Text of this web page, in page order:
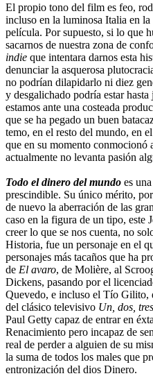
El propio tono del film es feo,
incluso en la luminosa Italia en la
película. Por supuesto, si lo que
sacarnos de nuestra zona de
indie que intentara darnos esta
denunciar la asquerosa
no podrían dilapidarlo ni diez
y desgalichado podría estar
estamos ante una costeada
que se ha pegado un buen
temo, en el resto del mundo, en
que en su momento conmocionó
actualmente no levanta pasión
Todo el dinero del mundo es
prescindible. Su único mérito,
de nuevo la aberración de las
caso en la figura de un tipo, este
creer lo que se nos cuenta, no
Historia, fue un personaje en el
personajes más tacaños que ha
de El avaro, de Molière, al
Dickens, pasando por el
Quevedo, e incluso el Tío Gilito,
del clásico televisivo Un, dos,
Paul Getty capaz de entrar en
Renacimiento pero incapaz de
real de perder a alguien de su
la suma de todos los males que
entronización del dios Dinero.